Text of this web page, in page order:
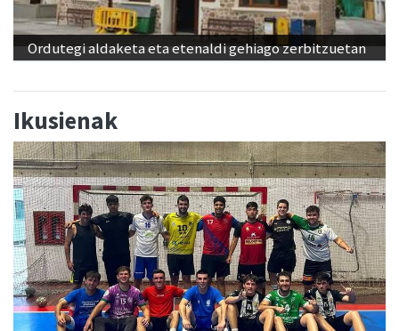
Ordutegi aldaketa eta etenaldi gehiago zerbitzuetan
Ikusienak